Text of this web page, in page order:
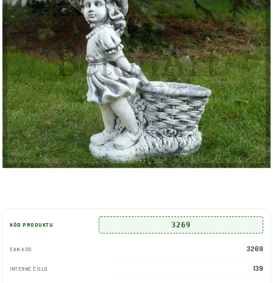
KÓD PRODUKTU 3269
EAN KÓD 3269
INTERNÉ ČÍSLO 139